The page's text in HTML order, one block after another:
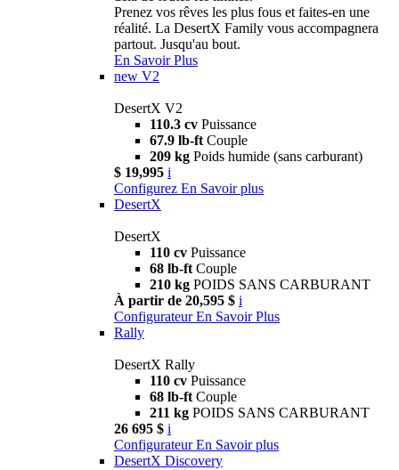
Prenez vos rêves les plus fous et faites-en une
réalité. La DesertX Family vous accompagnera
partout. Jusqu'au bout.
En Savoir Plus
new V2
DesertX V2
110.3 cv Puissance
67.9 lb-ft Couple
209 kg Poids humide (sans carburant)
$ 19,995 i
Configurez En Savoir plus
DesertX
DesertX
110 cv Puissance
68 lb-ft Couple
210 kg POIDS SANS CARBURANT
À partir de 20,595 $ i
Configurateur En Savoir Plus
Rally
DesertX Rally
110 cv Puissance
68 lb-ft Couple
211 kg POIDS SANS CARBURANT
26 695 $ i
Configurateur En Savoir plus
DesertX Discovery